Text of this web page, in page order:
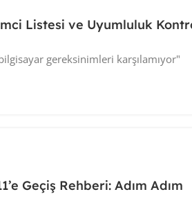
Listesi ve Uyumluluk
gereksinimleri karşılamıyor"
Geçiş Rehberi: Adım Adım